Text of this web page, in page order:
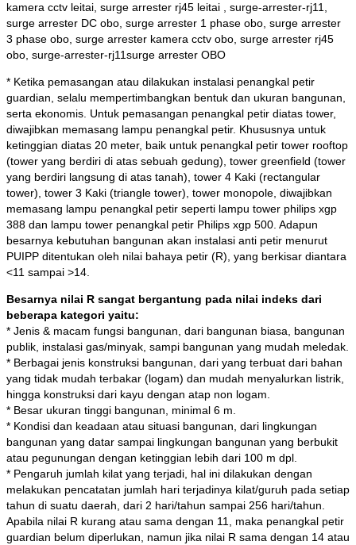
kamera cctv leitai, surge arrester rj45 leitai , surge-arrester-rj11,
surge arrester DC obo, surge arrester 1 phase obo, surge arrester
3 phase obo, surge arrester kamera cctv obo, surge arrester rj45
obo, surge-arrester-rj11surge arrester OBO
* Ketika pemasangan atau dilakukan instalasi penangkal petir
guardian, selalu mempertimbangkan bentuk dan ukuran bangunan,
serta ekonomis. Untuk pemasangan penangkal petir diatas tower,
diwajibkan memasang lampu penangkal petir. Khususnya untuk
ketinggian diatas 20 meter, baik untuk penangkal petir tower rooftop
(tower yang berdiri di atas sebuah gedung), tower greenfield (tower
yang berdiri langsung di atas tanah), tower 4 Kaki (rectangular
tower), tower 3 Kaki (triangle tower), tower monopole, diwajibkan
memasang lampu penangkal petir seperti lampu tower philips xgp
388 dan lampu tower penangkal petir Philips xgp 500. Adapun
besarnya kebutuhan bangunan akan instalasi anti petir menurut
PUIPP ditentukan oleh nilai bahaya petir (R), yang berkisar diantara
<11 sampai >14.
Besarnya nilai R sangat bergantung pada nilai indeks dari
beberapa kategori yaitu:
* Jenis & macam fungsi bangunan, dari bangunan biasa, bangunan
publik, instalasi gas/minyak, sampi bangunan yang mudah meledak.
* Berbagai jenis konstruksi bangunan, dari yang terbuat dari bahan
yang tidak mudah terbakar (logam) dan mudah menyalurkan listrik,
hingga konstruksi dari kayu dengan atap non logam.
* Besar ukuran tinggi bangunan, minimal 6 m.
* Kondisi dan keadaan atau situasi bangunan, dari lingkungan
bangunan yang datar sampai lingkungan bangunan yang berbukit
atau pegunungan dengan ketinggian lebih dari 100 m dpl.
* Pengaruh jumlah kilat yang terjadi, hal ini dilakukan dengan
melakukan pencatatan jumlah hari terjadinya kilat/guruh pada setiap
tahun di suatu daerah, dari 2 hari/tahun sampai 256 hari/tahun.
Apabila nilai R kurang atau sama dengan 11, maka penangkal petir
guardian belum diperlukan, namun jika nilai R sama dengan 14 atau